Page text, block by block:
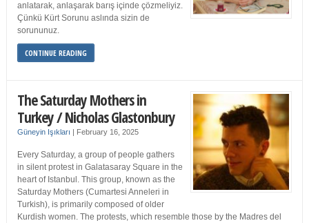
anlatarak, anlaşarak barış içinde çözmeliyiz.
Çünkü Kürt Sorunu aslında sizin de
sorununuz.
CONTINUE READING
The Saturday Mothers in
Turkey / Nicholas Glastonbury
Güneyin Işıkları | February 16, 2025
Every Saturday, a group of people gathers
in silent protest in Galatasaray Square in the
heart of Istanbul. This group, known as the
Saturday Mothers (Cumartesi Anneleri in
Turkish), is primarily composed of older
Kurdish women. The protests, which resemble those by the Madres del